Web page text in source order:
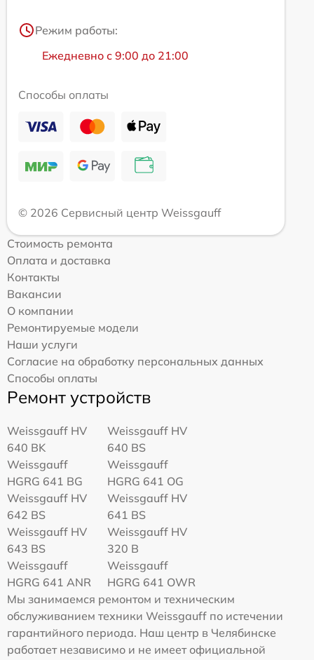
Режим работы:
Ежедневно с 9:00 до 21:00
Способы оплаты
© 2026 Сервисный центр Weissgauff
Стоимость ремонта
Оплата и доставка
Контакты
Вакансии
О компании
Ремонтируемые модели
Наши услуги
Согласие на обработку персональных данных
Способы оплаты
Ремонт устройств
Weissgauff HV
640 BK
Weissgauff HV
640 BS
Weissgauff
HGRG 641 BG
Weissgauff
HGRG 641 OG
Weissgauff HV
642 BS
Weissgauff HV
641 BS
Weissgauff HV
643 BS
Weissgauff HV
320 B
Weissgauff
HGRG 641 ANR
Weissgauff
HGRG 641 OWR
Мы занимаемся ремонтом и техническим
обслуживанием техники Weissgauff по истечении
гарантийного периода. Наш центр в Челябинске
работает независимо и не имеет официальной